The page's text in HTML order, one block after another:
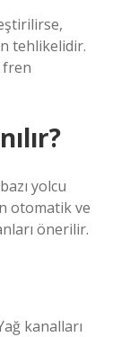
tehlikelidir.
fren
yolcu
otomatik ve
önerilir.
kanalları